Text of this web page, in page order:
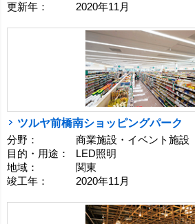
更新年：
2020年11月
ツルヤ前橋南ショッピングパーク
分野：
商業施設・イベント施設
目的・用途：
LED照明
地域：
関東
竣工年：
2020年11月